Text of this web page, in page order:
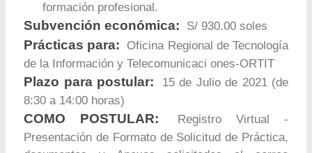
formación profesional.
Subvención económica: S/ 930.00 soles
Prácticas para:
Oficina Regional de Tecnología
de la Información y Telecomunicaci ones-ORTIT
Plazo para postular:
15 de Julio de 2021 (de
8:30 a 14:00 horas)
COMO POSTULAR:
Registro Virtual -
Presentación de Formato de Solicitud de Práctica,